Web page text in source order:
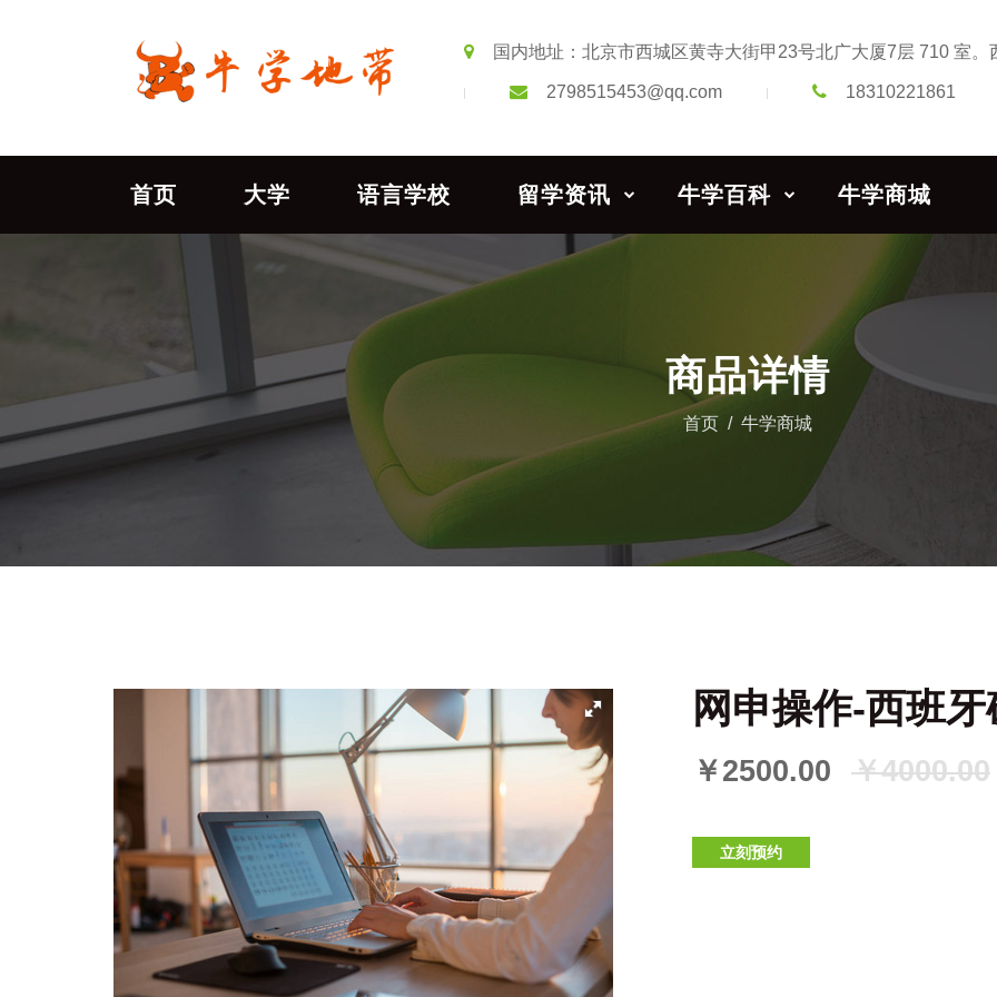
国内地址：北京市西城区黄寺大街甲23号北广大厦7层 710 室
2798515453@qq.com 18310221861
首页 大学 语言学校 留学资讯 牛学百科 牛学商城
商品详情
首页 牛学商城
网申操作-西班
￥2500.00 ￥4000.00
立刻预约